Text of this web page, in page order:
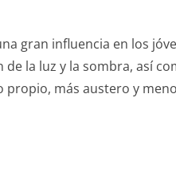
gran influencia en los
la luz y la sombra, así
propio, más austero y